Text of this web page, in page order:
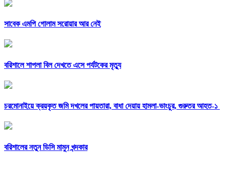
সাবেক এমপি গোলাম সরোয়ার আর নেই
বরিশালে শাপলা বিল দেখতে এসে পর্যটকের মৃত্যু
চরমোনাইয়ে ক্রয়কৃত জমি দখলের পায়তারা, বাধা দেয়ায় হামলা-ভাংচুর, গুরুতর আহত-১
বরিশালের নতুন ডিসি মামুন খন্দকার